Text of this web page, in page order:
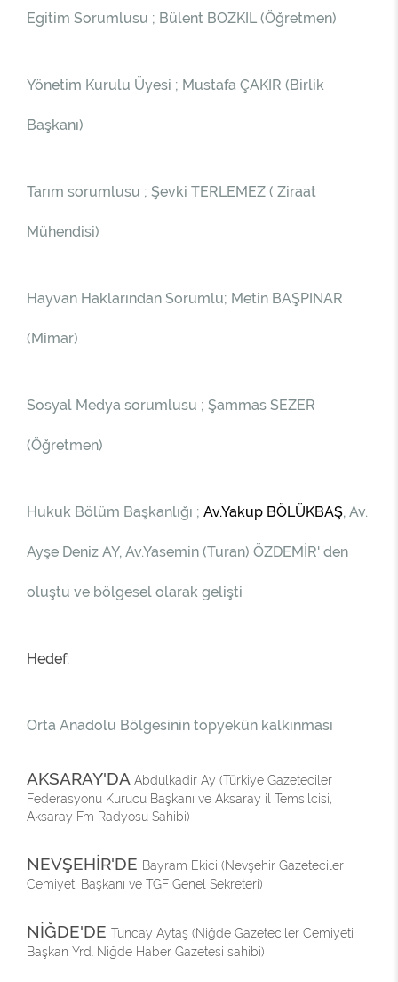
Egitim Sorumlusu ; Bülent BOZKIL (Öğretmen)
Yönetim Kurulu Üyesi ; Mustafa ÇAKIR (Birlik
Başkanı)
Tarım sorumlusu ; Şevki TERLEMEZ ( Ziraat
Mühendisi)
Hayvan Haklarından Sorumlu; Metin BAŞPINAR
(Mimar)
Sosyal Medya sorumlusu ; Şammas SEZER
(Öğretmen)
Hukuk Bölüm Başkanlığı ; Av.Yakup BÖLÜKBAŞ, Av.
Ayşe Deniz AY, Av.Yasemin (Turan) ÖZDEMİR' den
oluştu ve bölgesel olarak gelişti
Hedef:
Orta Anadolu Bölgesinin topyekün kalkınması
AKSARAY'DA Abdulkadir Ay (Türkiye Gazeteciler
Federasyonu Kurucu Başkanı ve Aksaray il Temsilcisi,
Aksaray Fm Radyosu Sahibi)
NEVŞEHİR'DE Bayram Ekici (Nevşehir Gazeteciler
Cemiyeti Başkanı ve TGF Genel Sekreteri)
NİĞDE'DE Tuncay Aytaş (Niğde Gazeteciler Cemiyeti
Başkan Yrd. Niğde Haber Gazetesi sahibi)